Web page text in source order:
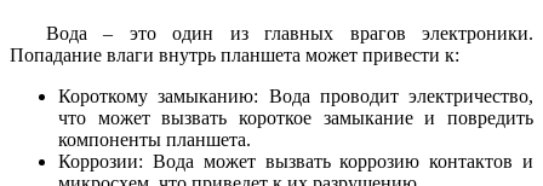
Вода – это один из главных врагов электроники.
Попадание влаги внутрь планшета может привести к:
Короткому замыканию: Вода проводит электричество,
что может вызвать короткое замыкание и повредить
компоненты планшета.
Коррозии: Вода может вызвать коррозию контактов и